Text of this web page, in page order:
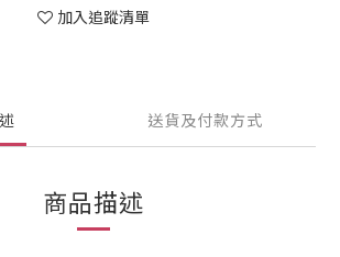
加入追蹤清單
送貨及付款方式
商品描述